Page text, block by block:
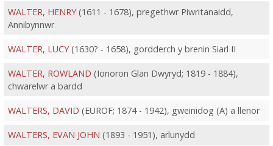
WALTER, HENRY(1611 - 1678), pregethwr Piwritanaidd,
Annibynnwr
WALTER, LUCY(1630? - 1658), gordderch y brenin Siarl II
WALTER, ROWLAND (Ionoron Glan Dwyryd; 1819 - 1884),
chwarelwr a bardd
WALTERS, DAVID (EUROF; 1874 - 1942), gweinidog (A) a llenor
WALTERS, EVAN JOHN (1893 - 1951), arlunydd